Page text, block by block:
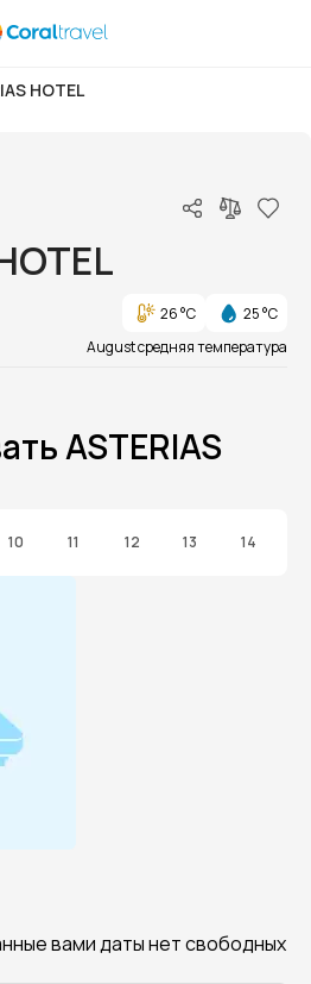
HOTEL
26 °C
25 °C
August средняя температура
ASTERIAS
10 11 12 13 14
вами даты нет свободных